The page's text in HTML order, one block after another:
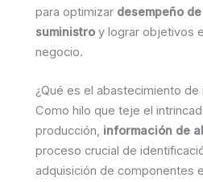
para optimizar desempeño
suministro y lograr objetivos
negocio.
¿Qué es el abastecimiento de
Como hilo que teje el
producción, información de
proceso crucial de
adquisición de componentes